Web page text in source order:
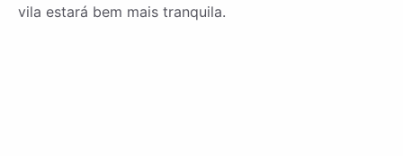
vila estará bem mais tranquila.